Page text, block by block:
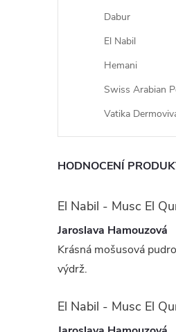
Dabur
El Nabil
Hemani
Swiss Arabian
Vatika
HODNOCENÍ
Jaroslava Hamouzová
Krásná mošusová
výdrž.